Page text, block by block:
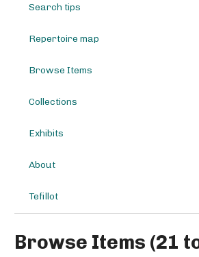
Search tips
Repertoire map
Browse Items
Collections
Exhibits
About
Tefillot
Browse Items (21